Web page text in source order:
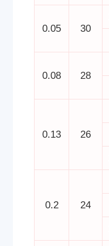
0.05 30
0.08 28
0.13 26
0.2 24